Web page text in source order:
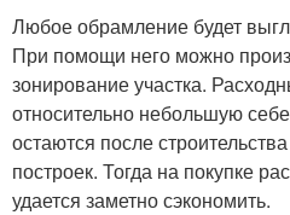
Любое обрамление будет
При помощи него можно
зонирование участка.
относительно небольшую
остаются после
построек. Тогда на покупке
удается заметно сэкономить.